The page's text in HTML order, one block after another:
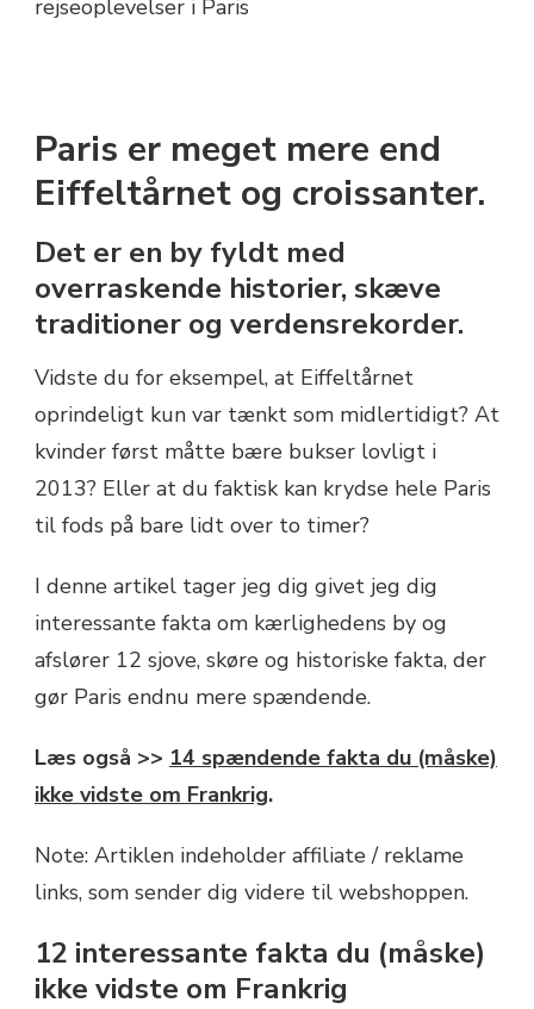
Paris er meget mere end
Eiffeltårnet og croissanter.
Det er en by fyldt med
overraskende historier, skæve
traditioner og verdensrekorder.
Vidste du for eksempel, at Eiffeltårnet
oprindeligt kun var tænkt som midlertidigt? At
kvinder først måtte bære bukser lovligt i
2013? Eller at du faktisk kan krydse hele Paris
til fods på bare lidt over to timer?
I denne artikel tager jeg dig givet jeg dig
interessante fakta om kærlighedens by og
afslører 12 sjove, skøre og historiske fakta, der
gør Paris endnu mere spændende.
Læs også >> 14 spændende fakta du (måske)
ikke vidste om Frankrig.
Note: Artiklen indeholder affiliate / reklame
links, som sender dig videre til webshoppen.
12 interessante fakta du (måske)
ikke vidste om Frankrig